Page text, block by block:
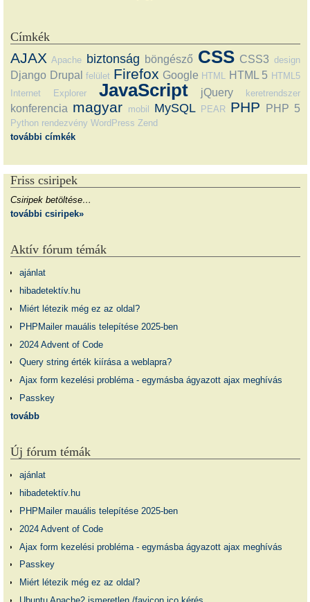
Címkék
AJAX Apache biztonság böngésző CSS CSS3 design
Django Drupal felület Firefox Google HTML HTML 5 HTML5
Internet Explorer
JavaScript jQuery keretrendszer
konferencia magyar mobil MySQL PEAR PHP PHP 5
Python rendezvény WordPress Zend
további címkék
Friss csiripek
Csiripek betöltése…
további csiripek»
Aktív fórum témák
ajánlat
hibadetektív.hu
Miért létezik még ez az oldal?
PHPMailer mauális telepítése 2025-ben
2024 Advent of Code
Query string érték kiírása a weblapra?
Ajax form kezelési probléma - egymásba ágyazott ajax meghívás
Passkey
tovább
Új fórum témák
ajánlat
hibadetektív.hu
PHPMailer mauális telepítése 2025-ben
2024 Advent of Code
Ajax form kezelési probléma - egymásba ágyazott ajax meghívás
Passkey
Miért létezik még ez az oldal?